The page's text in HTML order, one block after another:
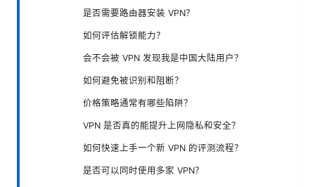
是否需要路由器安装 VPN？
如何评估解锁能力？
会不会被 VPN 发现我是中国大陆用户？
如何避免被识别和阻断？
价格策略通常有哪些陷阱？
VPN 是否真的能提升上网隐私和安全？
如何快速上手一个新 VPN 的评测流程？
是否可以同时使用多家 VPN？